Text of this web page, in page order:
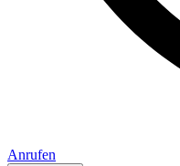
Anrufen